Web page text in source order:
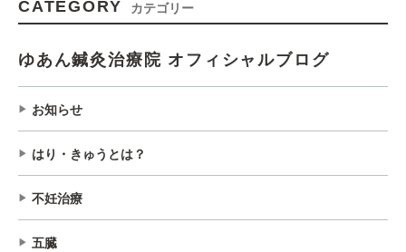
CATEGORY カテゴリー
ゆあん鍼灸治療院 オフィシャルブログ
お知らせ
はり・きゅうとは？
不妊治療
五臓